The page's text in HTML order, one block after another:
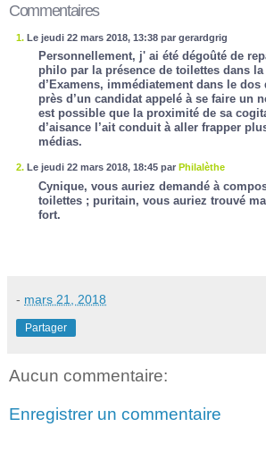
Commentaires
1. Le jeudi 22 mars 2018, 13:38 par gerardgrig
Personnellement, j' ai été dégoûté de
philo par la présence de toilettes dans
d’Examens, immédiatement dans le
près d’un candidat appelé à se faire un
est possible que la proximité de sa
d’aisance l’ait conduit à aller frapper
médias.
2. Le jeudi 22 mars 2018, 18:45 par Philalèthe
Cynique, vous auriez demandé à
toilettes ; puritain, vous auriez trouvé
fort.
- mars 21, 2018
Partager
Aucun commentaire:
Enregistrer un commentaire